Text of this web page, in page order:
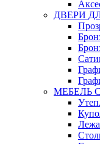
ДВЕРИ
МЕБЕЛЬ